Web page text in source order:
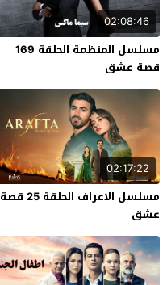
02:08:46
مسلسل المنظمة الحلقة 169
قصة عشق
02:17:22
مسلسل الاعراف الحلقة 25 قصة
عشق